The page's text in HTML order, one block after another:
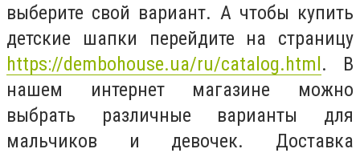
выберите свой вариант. А чтобы купить
детские шапки перейдите на страницу
https://dembohouse.ua/ru/catalog.html. В
нашем интернет магазине можно
выбрать различные варианты для
мальчиков и девочек. Доставка